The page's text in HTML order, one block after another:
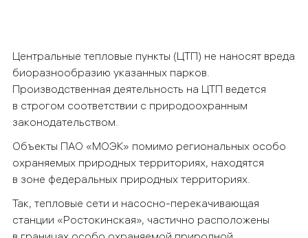
Центральные тепловые пункты (ЦТП) не наносят вреда
биоразнообразию указанных парков.
Производственная деятельность на ЦТП ведется
в строгом соответствии с природоохранным
законодательством.
Объекты ПАО «МОЭК» помимо региональных особо
охраняемых природных территориях, находятся
в зоне федеральных природных территориях.
Так, тепловые сети и насосно-перекачивающая
станции «Ростокинская», частично расположены